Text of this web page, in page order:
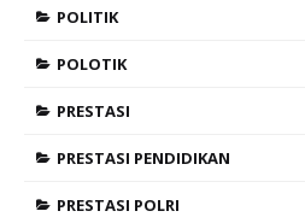
POLITIK
POLOTIK
PRESTASI
PRESTASI PENDIDIKAN
PRESTASI POLRI